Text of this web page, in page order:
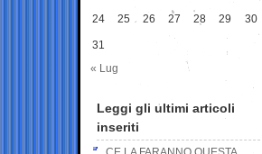
24 25 26 27 28 29 30
31
« Lug
Leggi gli ultimi articoli
inseriti